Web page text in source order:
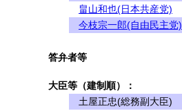
畠山和也(日本共産党)
今枝宗一郎(自由民主党)
答弁者等
大臣等（建制順）：
土屋正忠(総務副大臣)